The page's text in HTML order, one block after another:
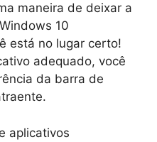
maneira de deixar a
10
está no lugar certo!
adequado, você
da barra de
aplicativos